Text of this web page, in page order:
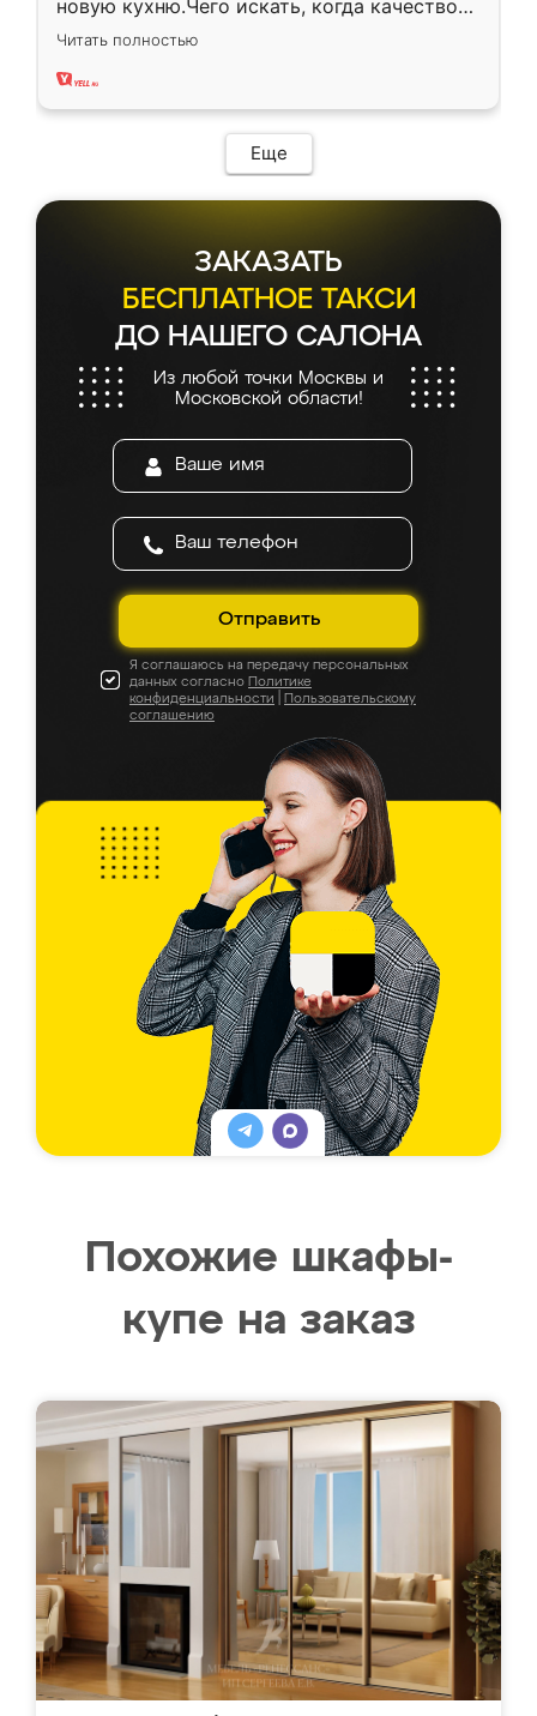
новую кухню.Чего искать, когда качеством
вполне довольна. Служит кухня уже почти
два года, нареканий нет.
Читать полностью
Еще
ЗАКАЗАТЬ
БЕСПЛАТНОЕ ТАКСИ
ДО НАШЕГО САЛОНА
Из любой точки Москвы и
Московской области!
Отправить
Я соглашаюсь на передачу персональных
данных согласно Политике
конфиденциальности
Пользовательскому
соглашению
Похожие шкафы-
купе на заказ